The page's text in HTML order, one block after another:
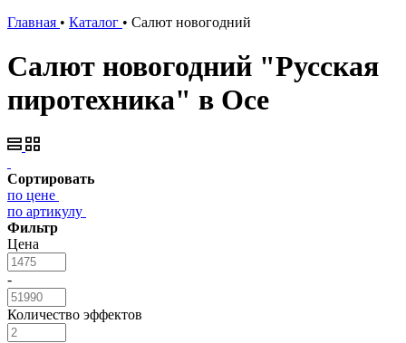
Главная • Каталог • Салют новогодний
Салют новогодний "Русская
пиротехника" в Осе
Сортировать
по цене
по артикулу
Фильтр
Цена
-
Количество эффектов